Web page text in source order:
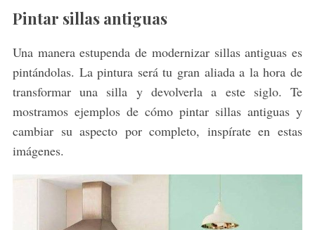
Pintar sillas antiguas
Una manera estupenda de modernizar sillas antiguas es
pintándolas. La pintura será tu gran aliada a la hora de
transformar una silla y devolverla a este siglo. Te
mostramos ejemplos de cómo pintar sillas antiguas y
cambiar su aspecto por completo, inspírate en estas
imágenes.